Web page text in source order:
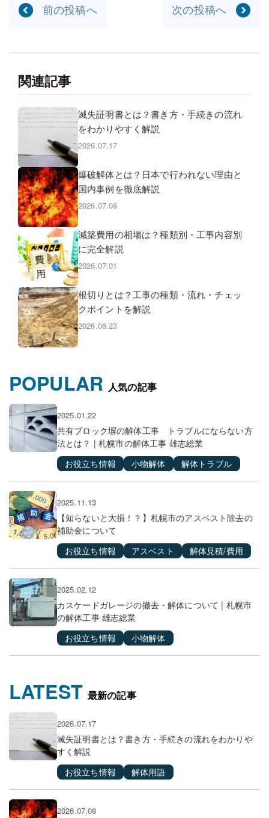
前の投稿へ 次の投稿へ
関連記事
滅失証明書とは？書き方・手続きの流れ
をわかりやすく解説
2026.07.17
爆破解体とは？日本で行われない理由と
国内事例を徹底解説
2026.07.08
減築費用の相場は？種類別・工事内容別
に完全解説
2026.07.01
根切りとは？工事の種類・流れ・チェッ
クポイントを解説
2026.06.23
POPULAR 人気の記事
2025.01.22
共有ブロック塀の解体工事 トラブルにならない方
法とは？ | 札幌市の解体工事 雄志総業
お役立ち情報
小物解体 解体トラブル
2025.11.13
【知らないと大損！？】札幌市のアスベスト除去の
補助金について
お役立ち情報
アスベスト 解体見積/費用
2025.02.12
カスケードガレージの撤去・解体について | 札幌市
の解体工事 雄志総業
お役立ち情報
小物解体
LATEST 最新の記事
2026.07.17
滅失証明書とは？書き方・手続きの流れをわかりや
すく解説
お役立ち情報
解体用語
2026.07.08